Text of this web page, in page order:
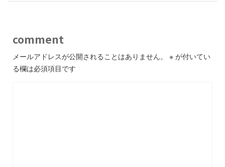
comment
メールアドレスが公開されることはありません。 ※ が付いてい
る欄は必須項目です